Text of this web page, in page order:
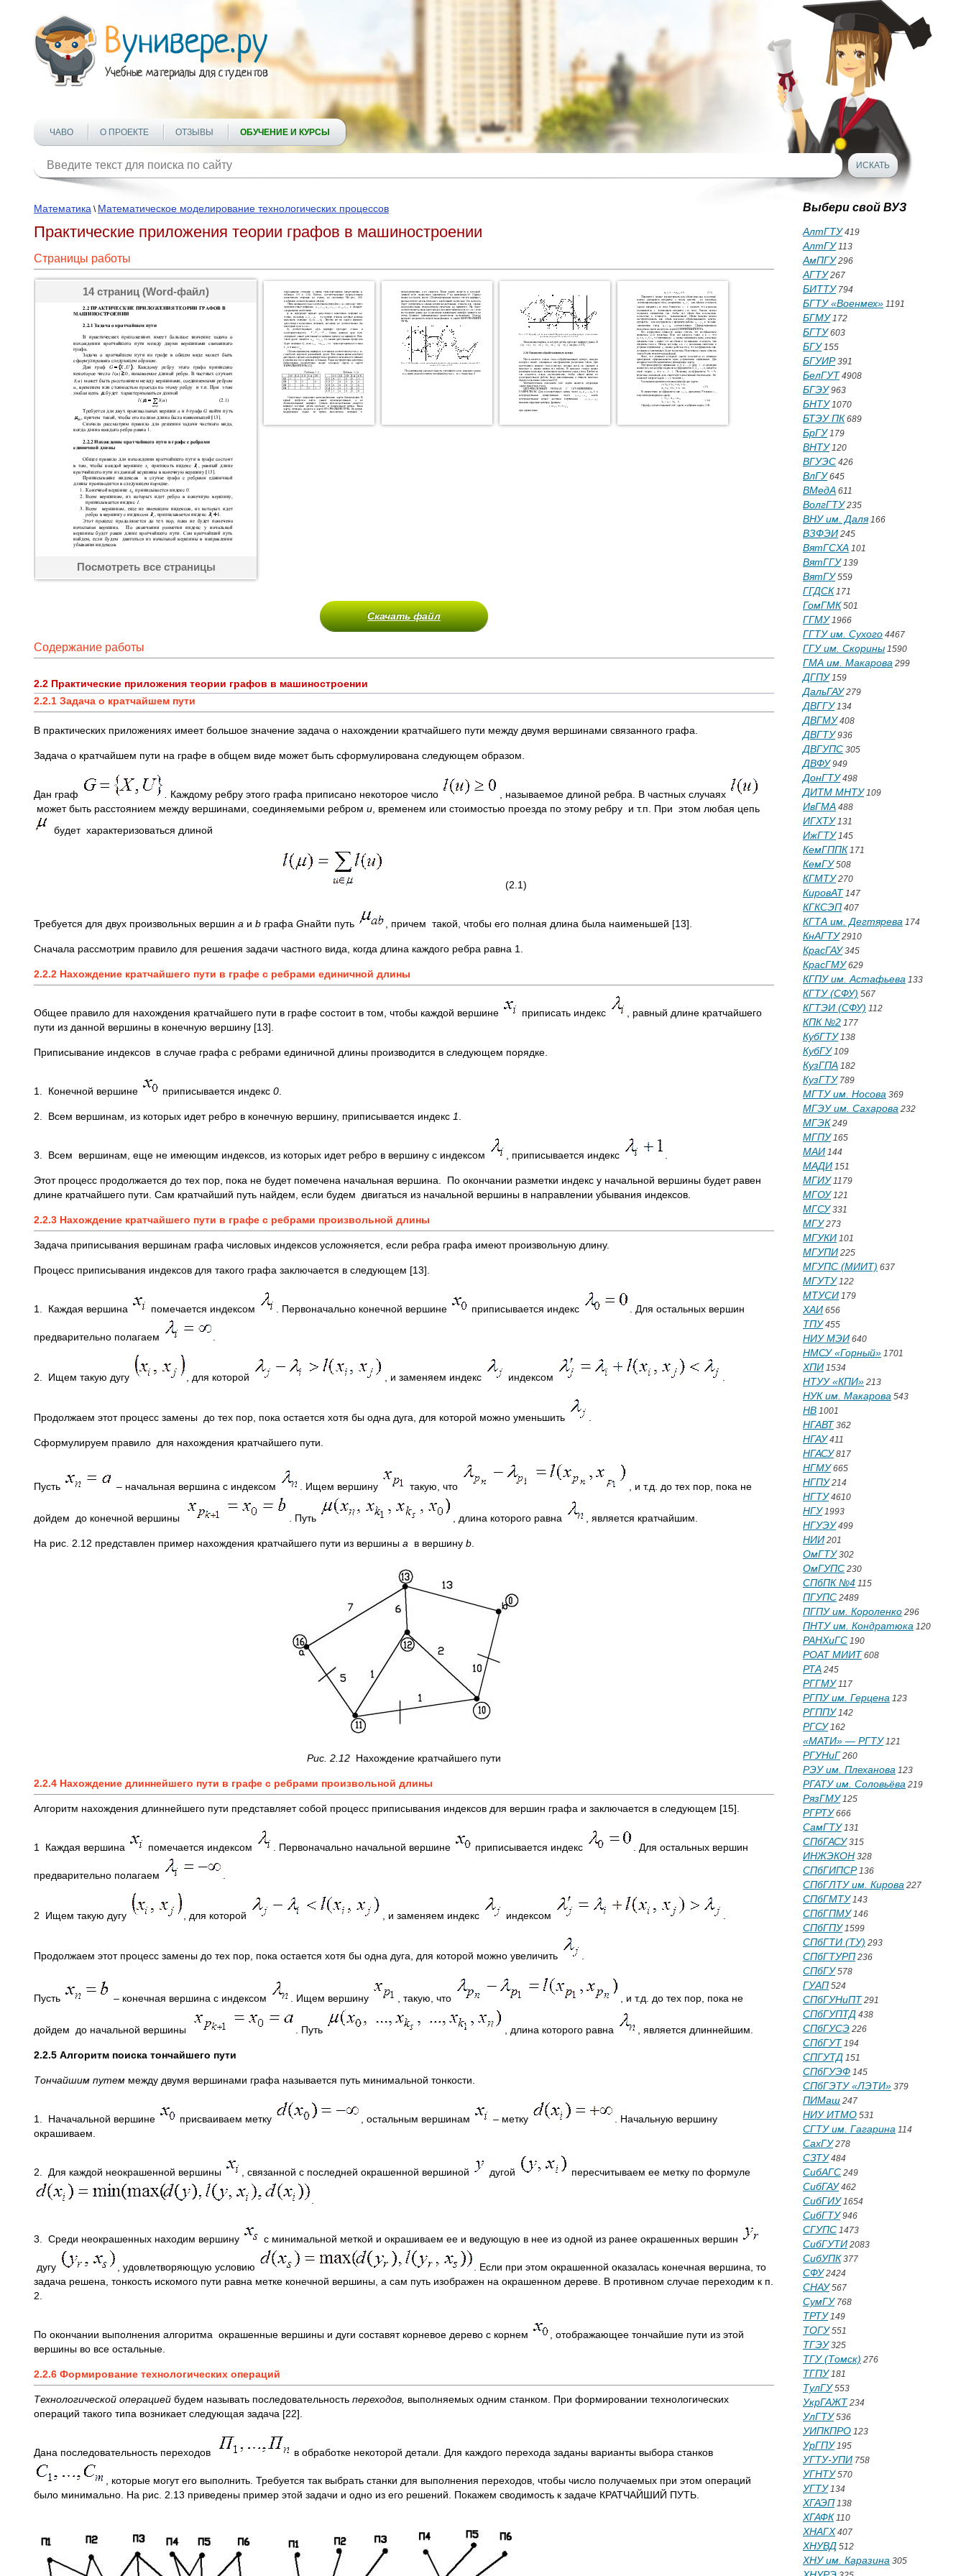
ЧАВО О ПРОЕКТЕ ОТЗЫВЫ ОБУЧЕНИЕ И КУРСЫ
Математика \ Математическое моделирование технологических процессов
Практические приложения теории графов в машиностроении
Страницы работы
14 страниц (Word-файл)
Посмотреть все страницы
Скачать файл
Содержание работы
2.2 Практические приложения теории графов в машиностроении
2.2.1 Задача о кратчайшем пути
В практических приложениях имеет большое значение задача о нахождении кратчайшего пути между двумя вершинами связанного графа.
Задача о кратчайшем пути на графе в общем виде может быть сформулирована следующем образом.
Дан граф Каждому ребру этого графа приписано некоторое число
, называемое длиной ребра. В частных случаях
может быть расстоянием между вершинами, соединяемыми ребром u , временем или стоимостью проезда по этому ребру и т.п. При этом любая цепь
будет характеризоваться длиной
(2.1)
Требуется для двух произвольных вершин а и b графа Gнайти путь , причем такой, чтобы его полная длина была наименьшей [13].
Сначала рассмотрим правило для решения задачи частного вида, когда длина каждого ребра равна 1.
2.2.2 Нахождение кратчайшего пути в графе с ребрами единичной длины
Общее правило для нахождения кратчайшего пути в графе состоит в том, чтобы каждой вершине приписать индекс
, равный длине кратчайшего
пути из данной вершины в конечную вершину [13].
Приписывание индексов в случае графа с ребрами единичной длины производится в следующем порядке.
1. Конечной вершине приписывается индекс 0
2. Всем вершинам, из которых идет ребро в конечную вершину, приписывается индекс 1
3. Всем вершинам, еще не имеющим индексов, из которых идет ребро в вершину с индексом , приписывается индекс
Этот процесс продолжается до тех пор, пока не будет помечена начальная вершина. По окончании разметки индекс у начальной вершины будет равен
длине кратчайшего пути. Сам кратчайший путь найдем, если будем двигаться из начальной вершины в направлении убывания индексов.
2.2.3 Нахождение кратчайшего пути в графе с ребрами произвольной длины
Задача приписывания вершинам графа числовых индексов усложняется, если ребра графа имеют произвольную длину.
Процесс приписывания индексов для такого графа заключается в следующем [13].
1. Каждая вершина помечается индексом . Первоначально конечной вершине приписывается индекс . Для остальных вершин
предварительно полагаем
2. Ищем такую дугу , для которой , и заменяем индекс индексом
Продолжаем этот процесс замены до тех пор, пока остается хотя бы одна дуга, для которой можно уменьшить
Сформулируем правило для нахождения кратчайшего пути.
Пусть – начальная вершина с индексом . Ищем вершину такую, что , и т.д. до тех пор, пока не
дойдем до конечной вершины . Путь , длина которого равна , является кратчайшим.
На рис. 2.12 представлен пример нахождения кратчайшего пути из вершины a в вершину b
Рис. 2.12 Нахождение кратчайшего пути
2.2.4 Нахождение длиннейшего пути в графе с ребрами произвольной длины
Алгоритм нахождения длиннейшего пути представляет собой процесс приписывания индексов для вершин графа и заключается в следующем [15].
1 Каждая вершина помечается индексом . Первоначально начальной вершине приписывается индекс . Для остальных вершин
предварительно полагаем
2 Ищем такую дугу , для которой , и заменяем индекс индексом
Продолжаем этот процесс замены до тех пор, пока остается хотя бы одна дуга, для которой можно увеличить
Пусть – конечная вершина с индексом . Ищем вершину , такую, что , и т.д. до тех пор, пока не
дойдем до начальной вершины . Путь , длина которого равна , является длиннейшим.
2.2.5 Алгоритм поиска тончайшего пути
Тончайшим путем между двумя вершинами графа называется путь минимальной тонкости.
1. Начачальной вершине присваиваем метку , остальным вершинам – метку
. Начальную вершину
окрашиваем.
2. Для каждой неокрашенной вершины , связанной с последней окрашенной вершиной дугой пересчитываем ее метку по формуле
3. Среди неокрашенных находим вершину с минимальной меткой и окрашиваем ее и ведующую в нее из одной из ранее окрашенных вершин
дугу , удовлетворяющую условию
. Если при этом окрашенной оказалась конечная вершина, то
задача решена, тонкость искомого пути равна метке конечной вершины, а сам путь изображен на окрашенном дереве. В противном случае переходим к п.
2.
По окончании выполнения алгоритма окрашенные вершины и дуги составят корневое дерево с корнем
, отображающее тончайшие пути из этой
вершины во все остальные.
2.2.6 Формирование технологических операций
Технологической операцией будем называть последовательность переходов, выполняемых одним станком. При формировании технологических
операций такого типа возникает следующая задача [22].
Дана последовательность переходов в обработке некоторой детали. Для каждого перехода заданы варианты выбора станков
, которые могут его выполнить. Требуется так выбрать станки для выполнения переходов, чтобы число получаемых при этом операций
было минимально. На рис. 2.13 приведены пример этой задачи и одно из его решений. Покажем сводимость к задаче КРАТЧАЙШИЙ ПУТЬ.
Выбери свой ВУЗ
АлтГТУ419
АлтГУ113
АмПГУ296
АГТУ267
БИТТУ794
БГТУ «Военмех» 1191
БГМУ172
БГТУ603
БГУ155
БГУИР391
БелГУТ 4908
БГЭУ963
БНТУ1070
БТЭУ ПК 689
БрГУ179
ВНТУ120
ВГУЭС 426
ВлГУ645
ВМедА 611
ВолгГТУ235
ВНУ им. Даля166
ВЗФЭИ 245
ВятГСХА 101
ВятГГУ139
ВятГУ559
ГГДСК 171
ГомГМК 501
ГГМУ1966
ГГТУ им. Сухого 4467
ГГУ им. Скорины 1590
ГМА им. Макарова 299
ДГПУ159
ДальГАУ279
ДВГГУ134
ДВГМУ408
ДВГТУ936
ДВГУПС 305
ДВФУ949
ДонГТУ498
ДИТМ МНТУ109
ИвГМА 488
ИГХТУ131
ИжГТУ145
КемГППК 171
КемГУ508
КГМТУ270
КировАТ 147
КГКСЭП 407
КГТА им. Дегтярева 174
КнАГТУ2910
КрасГАУ345
КрасГМУ629
КГПУ им. Астафьева 133
КГТУ (СФУ) 567
КГТЭИ (СФУ) 112
КПК №2 177
КубГТУ138
КубГУ109
КузГПА 182
КузГТУ789
МГТУ им. Носова 369
МГЭУ им. Сахарова 232
МГЭК 249
МГПУ165
МАИ 144
МАДИ 151
МГИУ1179
МГОУ121
МГСУ331
МГУ273
МГУКИ 101
МГУПИ 225
МГУПС (МИИТ) 637
МГУТУ122
МТУСИ 179
ХАИ 656
ТПУ455
НИУ МЭИ 640
НМСУ «Горный» 1701
ХПИ 1534
НТУУ «КПИ» 213
НУК им. Макарова 543
НВ 1001
НГАВТ 362
НГАУ411
НГАСУ817
НГМУ665
НГПУ214
НГТУ4610
НГУ1993
НГУЭУ499
НИИ 201
ОмГТУ302
ОмГУПС 230
СПбПК №4 115
ПГУПС 2489
ПГПУ им. Короленко 296
ПНТУ им. Кондратюка 120
РАНХиГС 190
РОАТ МИИТ 608
РТА 245
РГГМУ117
РГПУ им. Герцена 123
РГППУ142
РГСУ162
«МАТИ» — РГТУ121
РГУНиГ 260
РЭУ им. Плеханова 123
РГАТУ им. Соловьёва 219
РязГМУ125
РГРТУ666
СамГТУ131
СПбГАСУ315
ИНЖЭКОН 328
СПбГИПСР136
СПбГЛТУ им. Кирова 227
СПбГМТУ143
СПбГПМУ146
СПбГПУ1599
СПбГТИ (ТУ) 293
СПбГТУРП 236
СПбГУ578
ГУАП 524
СПбГУНиПТ 291
СПбГУПТД 438
СПбГУСЭ 226
СПбГУТ 194
СПГУТД 151
СПбГУЭФ 145
СПбГЭТУ «ЛЭТИ» 379
ПИМаш 247
НИУ ИТМО 531
СГТУ им. Гагарина 114
СахГУ278
СЗТУ484
СибАГС 249
СибГАУ462
СибГИУ1654
СибГТУ946
СГУПС 1473
СибГУТИ 2083
СибУПК 377
СФУ2424
СНАУ567
СумГУ768
ТРТУ149
ТОГУ551
ТГЭУ325
ТГУ (Томск) 276
ТГПУ181
ТулГУ553
УкрГАЖТ 234
УлГТУ536
УИПКПРО 123
УрГПУ195
УГТУ-УПИ 758
УГНТУ570
УГТУ134
ХГАЭП 138
ХГАФК 110
ХНАГХ 407
ХНУВД 512
ХНУ им. Каразина 305